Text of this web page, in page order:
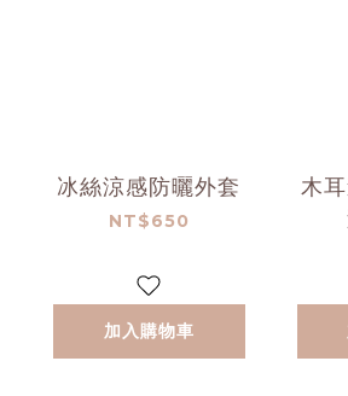
冰絲涼感防曬外套
NT$650
加入購物車
木